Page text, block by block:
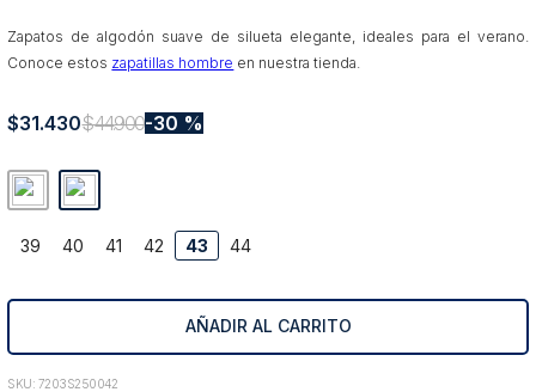
Zapatos de algodón suave de silueta elegante, ideales para el verano.
Conoce estos zapatillas hombre en nuestra tienda.
$31.430$44.900 30 %
39 40 41 42 43 44
AÑADIR AL CARRITO
: 7203S250042
3.
camisas
pantalon
5.
chaqueta cuero
7.
chaqueta
8.
blazer